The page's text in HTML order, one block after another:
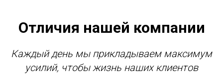
Отличия нашей компании
Каждый день мы прикладываем максимум
усилий, чтобы жизнь наших клиентов